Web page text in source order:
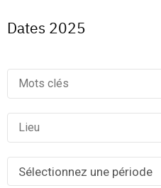
Dates 2025
Sélectionnez une période